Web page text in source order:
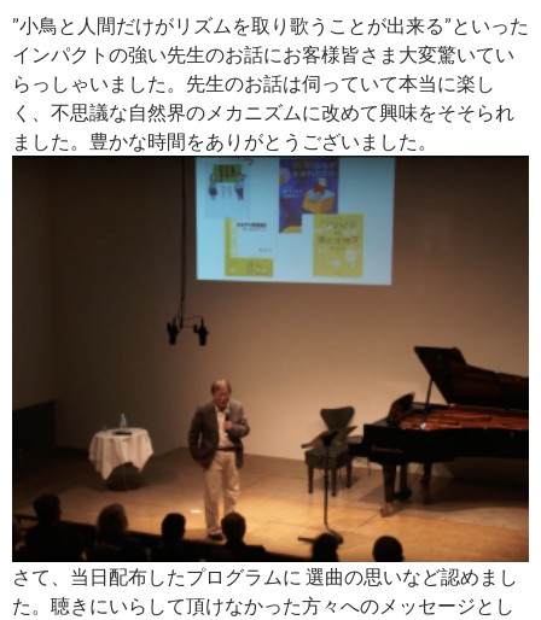
”小鳥と人間だけがリズムを取り歌うことが出来る”といった
インパクトの強い先生のお話にお客様皆さま大変驚いてい
らっしゃいました。先生のお話は伺っていて本当に楽し
く、不思議な自然界のメカニズムに改めて興味をそそられ
ました。豊かな時間をありがとうございました。
さて、当日配布したプログラムに 選曲の思いなど認めまし
た。聴きにいらして頂けなかった方々へのメッセージとし